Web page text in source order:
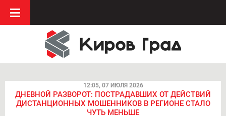
12:05, 07 ИЮЛЯ 2026
ДНЕВНОЙ РАЗВОРОТ: ПОСТРАДАВШИХ ОТ ДЕЙСТВИЙ
ДИСТАНЦИОННЫХ МОШЕННИКОВ В РЕГИОНЕ СТАЛО
ЧУТЬ МЕНЬШЕ